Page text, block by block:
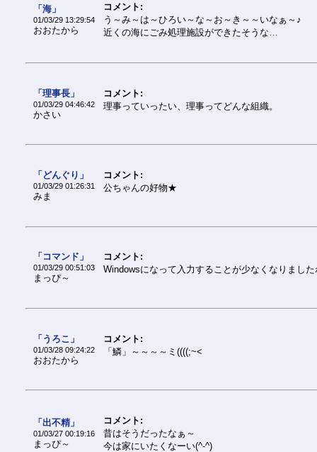
「海」
01/03/29 13:29:54
おおたから
コメント:
う～み～は～ひろい～な～お～き～～いなぁ～♪
近くの海にごみ処理施設ができたそうな…
「理事長」
01/03/29 04:46:42
かさい
コメント:
理事っていったい、理事ってどんな組織。
「どんぐり」
01/03/29 01:26:31
みま
コメント:
公ちゃんの好物★
「コマンド」
01/03/29 00:51:03
まっぴ～
コメント:
Windowsになって入力することが少なくなりまし
「うろこ」
01/03/28 09:24:22
おおたから
コメント:
「鱗」～～～～ミ((((;~<
「出不精」
01/03/27 00:19:16
まっぴ～
コメント:
昔はそうだったなぁ～
今は家にいたくなーい(^-^)